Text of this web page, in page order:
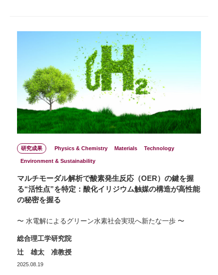
研究成果 Physics & Chemistry Materials Technology
Environment & Sustainability
マルチモーダル解析で酸素発生反応（OER）の鍵を握
る“活性点”を特定：酸化イリジウム触媒の構造が高性能
の秘密を握る
〜 水電解によるグリーン水素社会実現へ新たな一歩 〜
総合理工学研究院
辻 雄太 准教授
2025.08.19